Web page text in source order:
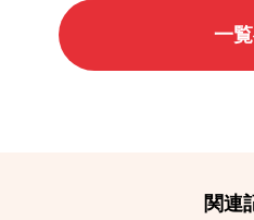
一
関連